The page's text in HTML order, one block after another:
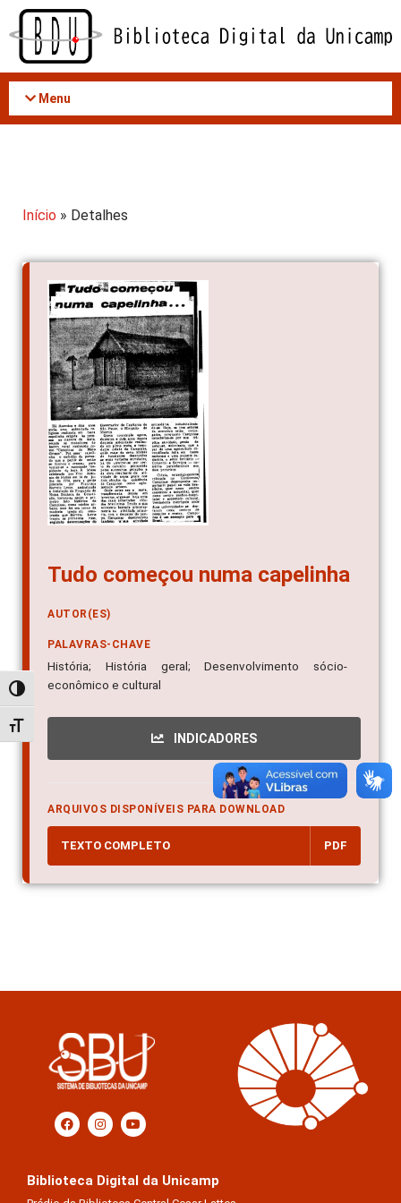
Acessar
conteúdo
Alternar alto contraste
Alternar tamanho da fonte
Menu
Início » Detalhes
Tudo começou numa capelinha
AUTOR(ES)
PALAVRAS-CHAVE
História; História geral; Desenvolvimento sócio-
econômico e cultural
INDICADORES
ARQUIVOS DISPONÍVEIS PARA DOWNLOAD
TEXTO COMPLETO PDF
Biblioteca Digital da Unicamp